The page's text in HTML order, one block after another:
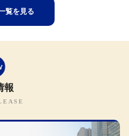
覧を見る
報